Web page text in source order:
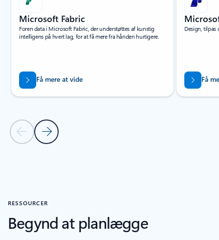
Forrige slideNæste slide
Microsoft Fabric
Foren data i Microsoft Fabric, der understøttes af kunstig
intelligens på hvert lag, for at få mere fra hånden hurtigere.
Få mere at vide
Design, tilpas
Få
RESSOURCER
Begynd at planlægge